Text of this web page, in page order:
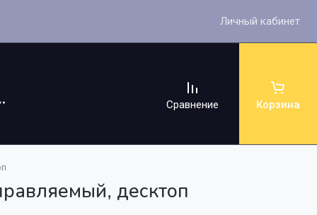
Личный кабинет
Сравнение Корзина
десктоп